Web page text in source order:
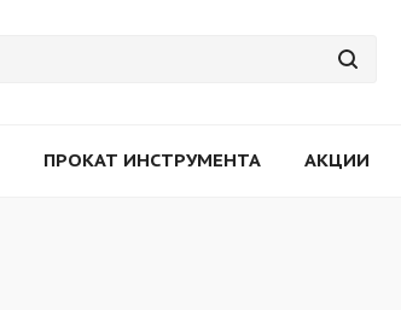
ПРОКАТ ИНСТРУМЕНТА АКЦИИ